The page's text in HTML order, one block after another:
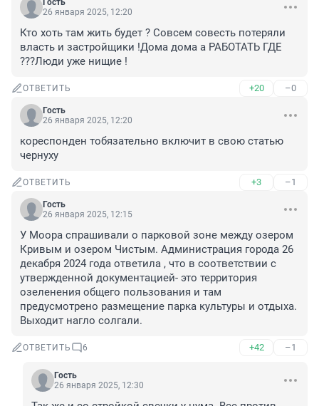
Гость
26 января 2025, 12:20
Кто хоть там жить будет ? Совсем совесть потеряли
власть и застройщики !Дома дома а РАБОТАТЬ ГДЕ
???Люди уже нищие !
ОТВЕТИТЬ +20 –0
Гость
26 января 2025, 12:20
кореспонден тобязательно включит в свою статью
чернуху
ОТВЕТИТЬ +3 –1
Гость
26 января 2025, 12:15
У Моора спрашивали о парковой зоне между озером
Кривым и озером Чистым. Администрация города 26
декабря 2024 года ответила , что в соответствии с
утвержденной документацией- это территория
озеленения общего пользования и там
предусмотрено размещение парка культуры и отдыха.
Выходит нагло солгали.
ОТВЕТИТЬ 6 +42 –1
Гость
26 января 2025, 12:30